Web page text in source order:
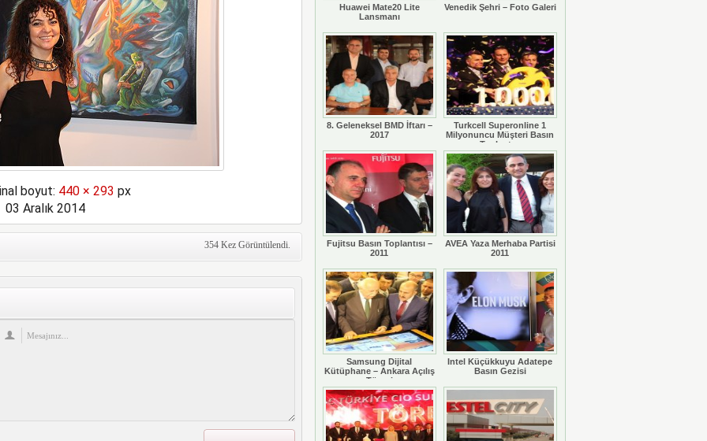
boyut: 440 × 293 px
03 Aralık 2014
354 Kez Görüntülendi.
Huawei Mate20 Lite
Lansmanı
Venedik Şehri – Foto Galeri
8. Geleneksel BMD İftarı –
2017
Turkcell Superonline 1
Milyonuncu Müşteri Basın
Toplantısı
Fujitsu Basın Toplantısı –
2011
AVEA Yaza Merhaba Partisi
2011
Samsung Dijital
Kütüphane – Ankara Açılış
Töreni
Intel Küçükkuyu Adatepe
Basın Gezisi